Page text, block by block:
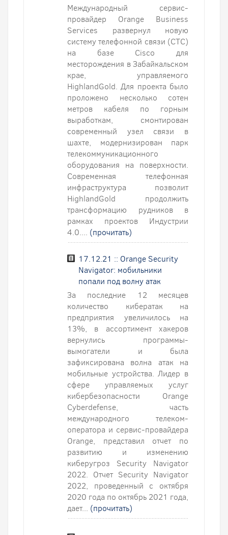
Международный сервис-
провайдер Orange Business
Services развернул новую
систему телефонной связи (СТС)
на базе Cisco для
месторождения в Забайкальском
крае, управляемого
HighlandGold. Для проекта было
проложено несколько сотен
метров кабеля по горным
выработкам, смонтирован
современный узел связи в
шахте, модернизирован парк
телекоммуникационного
оборудования на поверхности.
Современная телефонная
инфраструктура позволит
HighlandGold продолжить
трансформацию рудников в
рамках проектов Индустрии
4.0.... (прочитать)
17.12.21 :: Orange Security
Navigator: мобильники
попали под волну атак
За последние 12 месяцев
количество кибератак на
предприятия увеличилось на
13%, в ассортимент хакеров
вернулись программы-
вымогатели и была
зафиксирована волна атак на
мобильные устройства. Лидер в
сфере управляемых услуг
кибербезопасности Orange
Cyberdefense, часть
международного телеком-
оператора и сервис-провайдера
Orange, представил отчет по
развитию и изменению
киберугроз Security Navigator
2022. Отчет Security Navigator
2022, проведенный с октября
2020 года по октябрь 2021 года,
дает... (прочитать)